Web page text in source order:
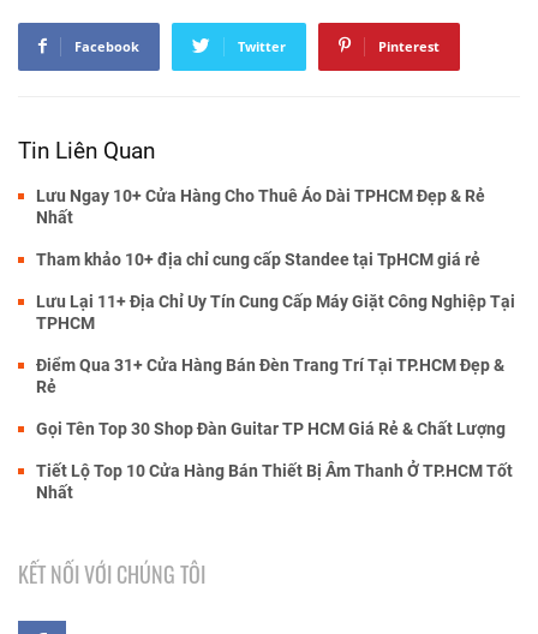
Facebook Twitter Pinterest
Tin Liên Quan
Lưu Ngay 10+ Cửa Hàng Cho Thuê Áo Dài TPHCM Đẹp & Rẻ
Nhất
Tham khảo 10+ địa chỉ cung cấp Standee tại TpHCM giá rẻ
Lưu Lại 11+ Địa Chỉ Uy Tín Cung Cấp Máy Giặt Công Nghiệp Tại
TPHCM
Điểm Qua 31+ Cửa Hàng Bán Đèn Trang Trí Tại TP.HCM Đẹp &
Rẻ
Gọi Tên Top 30 Shop Đàn Guitar TP HCM Giá Rẻ & Chất Lượng
Tiết Lộ Top 10 Cửa Hàng Bán Thiết Bị Âm Thanh Ở TP.HCM Tốt
Nhất
KẾT NỐI VỚI CHÚNG TÔI